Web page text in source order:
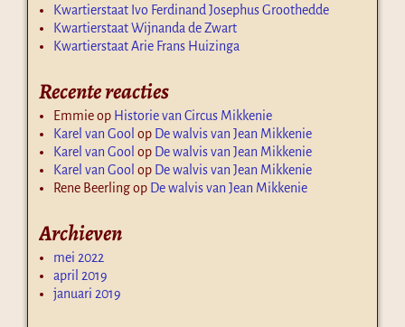
Kwartierstaat Ivo Ferdinand Josephus Groothedde
Kwartierstaat Wijnanda de Zwart
Kwartierstaat Arie Frans Huizinga
Recente reacties
Emmieop Historie van Circus Mikkenie
Karel van Gool op De walvis van Jean Mikkenie
Karel van Gool op De walvis van Jean Mikkenie
Karel van Gool op De walvis van Jean Mikkenie
Rene Beerlingop De walvis van Jean Mikkenie
Archieven
mei 2022
april 2019
januari 2019